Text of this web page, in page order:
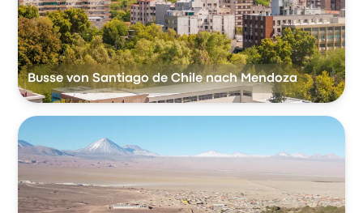
Busse von Santiago de Chile nach Mendoza